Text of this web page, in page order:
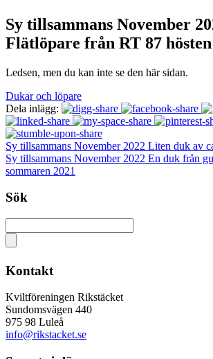
Sy tillsammans November
Flätlöpare från RT 87 hösten
Ledsen, men du kan inte se den här sidan.
Dukar och löpare
Dela inlägg:
Sy tillsammans November 2022 Liten duk av
Sy tillsammans November 2022 En duk från
sommaren 2021
Sök
Kontakt
Kviltföreningen Rikstäcket
Sundomsvägen 440
975 98 Luleå
info@rikstacket.se